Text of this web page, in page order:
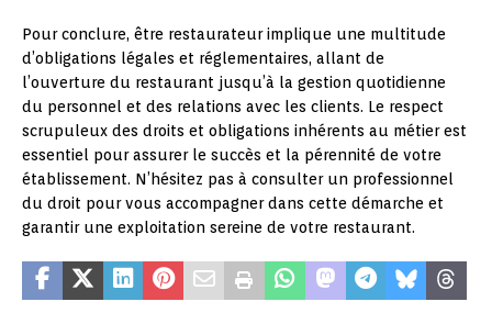
Pour conclure, être restaurateur implique une multitude
d’obligations légales et réglementaires, allant de
l’ouverture du restaurant jusqu’à la gestion quotidienne
du personnel et des relations avec les clients. Le respect
scrupuleux des droits et obligations inhérents au métier est
essentiel pour assurer le succès et la pérennité de votre
établissement. N’hésitez pas à consulter un professionnel
du droit pour vous accompagner dans cette démarche et
garantir une exploitation sereine de votre restaurant.